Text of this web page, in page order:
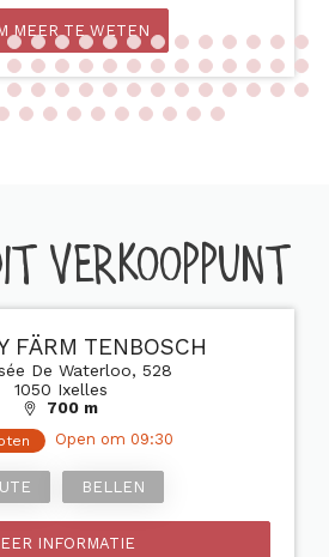
MEER TE WETEN
VERKOOPPUNT
FÄRM TENBOSCH
De Waterloo, 528
1050 Ixelles
700 m
Open om 09:30
BELLEN
INFORMATIE